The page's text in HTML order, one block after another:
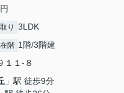
り 3LDK
階 1階/3階建
１１-８
」駅 徒歩9分